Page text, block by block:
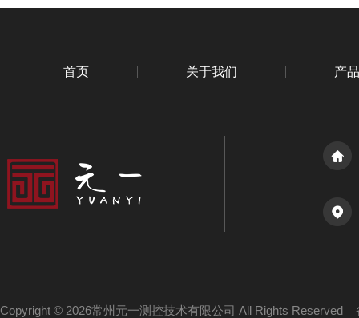
首页 关于我们 产
Copyright © 2026常州元一测控技术有限公司 All Rights Reserved